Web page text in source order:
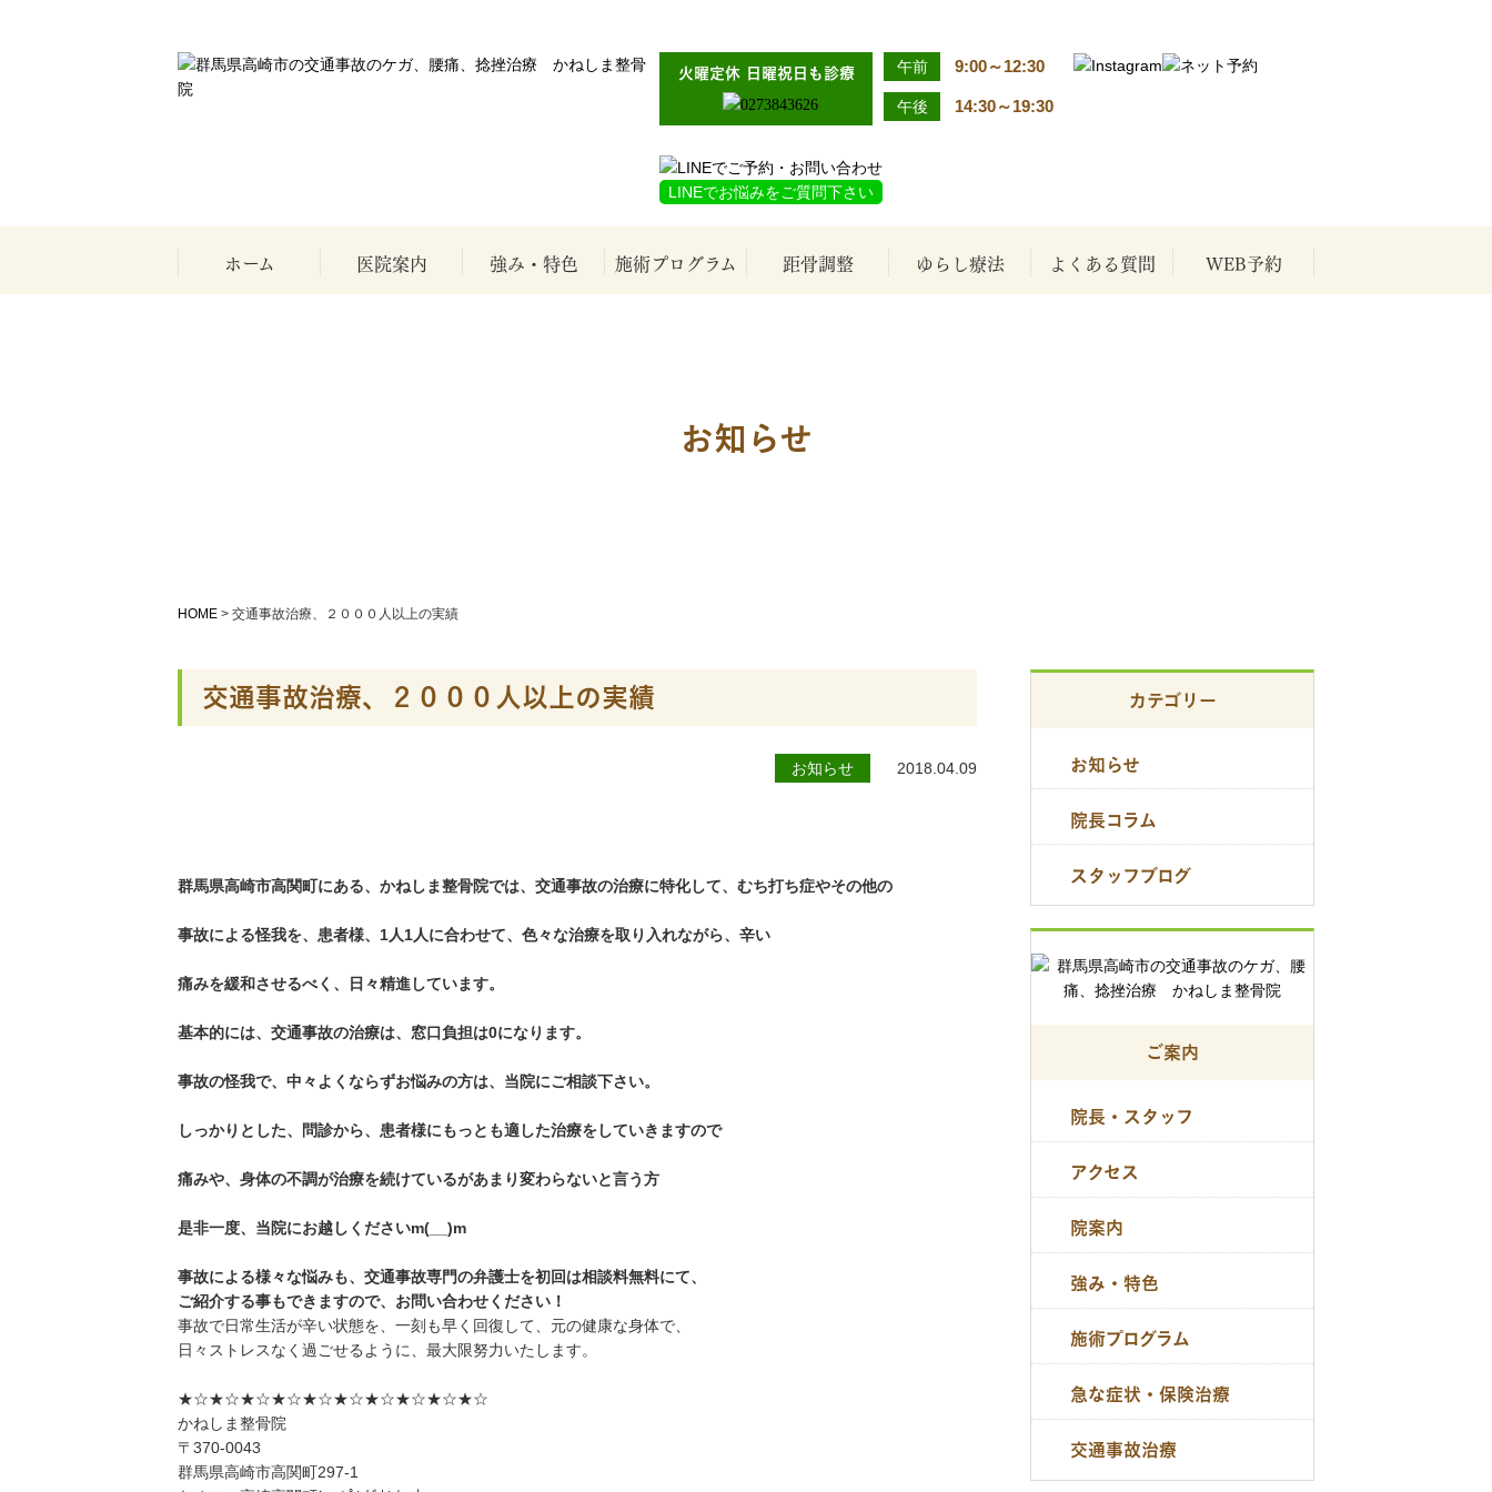
火曜定休 日曜祝日も診療 午前 9:00～12:30
午後 14:30～19:30
LINEでお悩みをご質問下さい
ホーム 医院案内 強み・特色 施術プログラム 距骨調整 ゆらし療法 よくある質問 WEB予約
お知らせ
HOME > 交通事故治療、２０００人以上の実績
交通事故治療、２０００人以上の実績
お知らせ 2018.04.09
群馬県高崎市高関町にある、かねしま整骨院では、交通事故の治療に特化して、むち打ち症やその他の
事故による怪我を、患者様、1人1人に合わせて、色々な治療を取り入れながら、辛い
痛みを緩和させるべく、日々精進しています。
基本的には、交通事故の治療は、窓口負担は0になります。
事故の怪我で、中々よくならずお悩みの方は、当院にご相談下さい。
しっかりとした、問診から、患者様にもっとも適した治療をしていきますので
痛みや、身体の不調が治療を続けているがあまり変わらないと言う方
是非一度、当院にお越しくださいm(__)m
事故による様々な悩みも、交通事故専門の弁護士を初回は相談料無料にて、
ご紹介する事もできますので、お問い合わせください！
事故で日常生活が辛い状態を、一刻も早く回復して、元の健康な身体で、
日々ストレスなく過ごせるように、最大限努力いたします。
★☆★☆★☆★☆★☆★☆★☆★☆★☆★☆
かねしま整骨院
〒370-0043
群馬県高崎市高関町297-1
カテゴリー
お知らせ
院長コラム
スタッフブログ
ご案内
院長・スタッフ
アクセス
院案内
強み・特色
施術プログラム
急な症状・保険治療
交通事故治療